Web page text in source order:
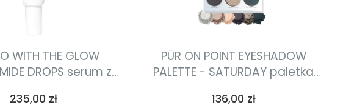
WITH THE GLOW
DROPS serum z
Cena
235,00 zł
PÜR ON POINT EYESHADOW
PALETTE - SATURDAY paletka
Cena
136,00 zł